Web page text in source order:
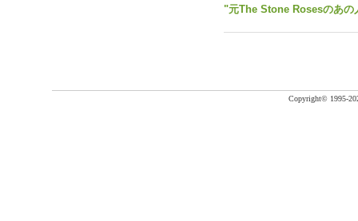
"元The Stone Rosesのあの
Copyright© 1995-